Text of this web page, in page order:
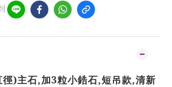
徑)主石,加3粒小鋯石,短吊款,清新